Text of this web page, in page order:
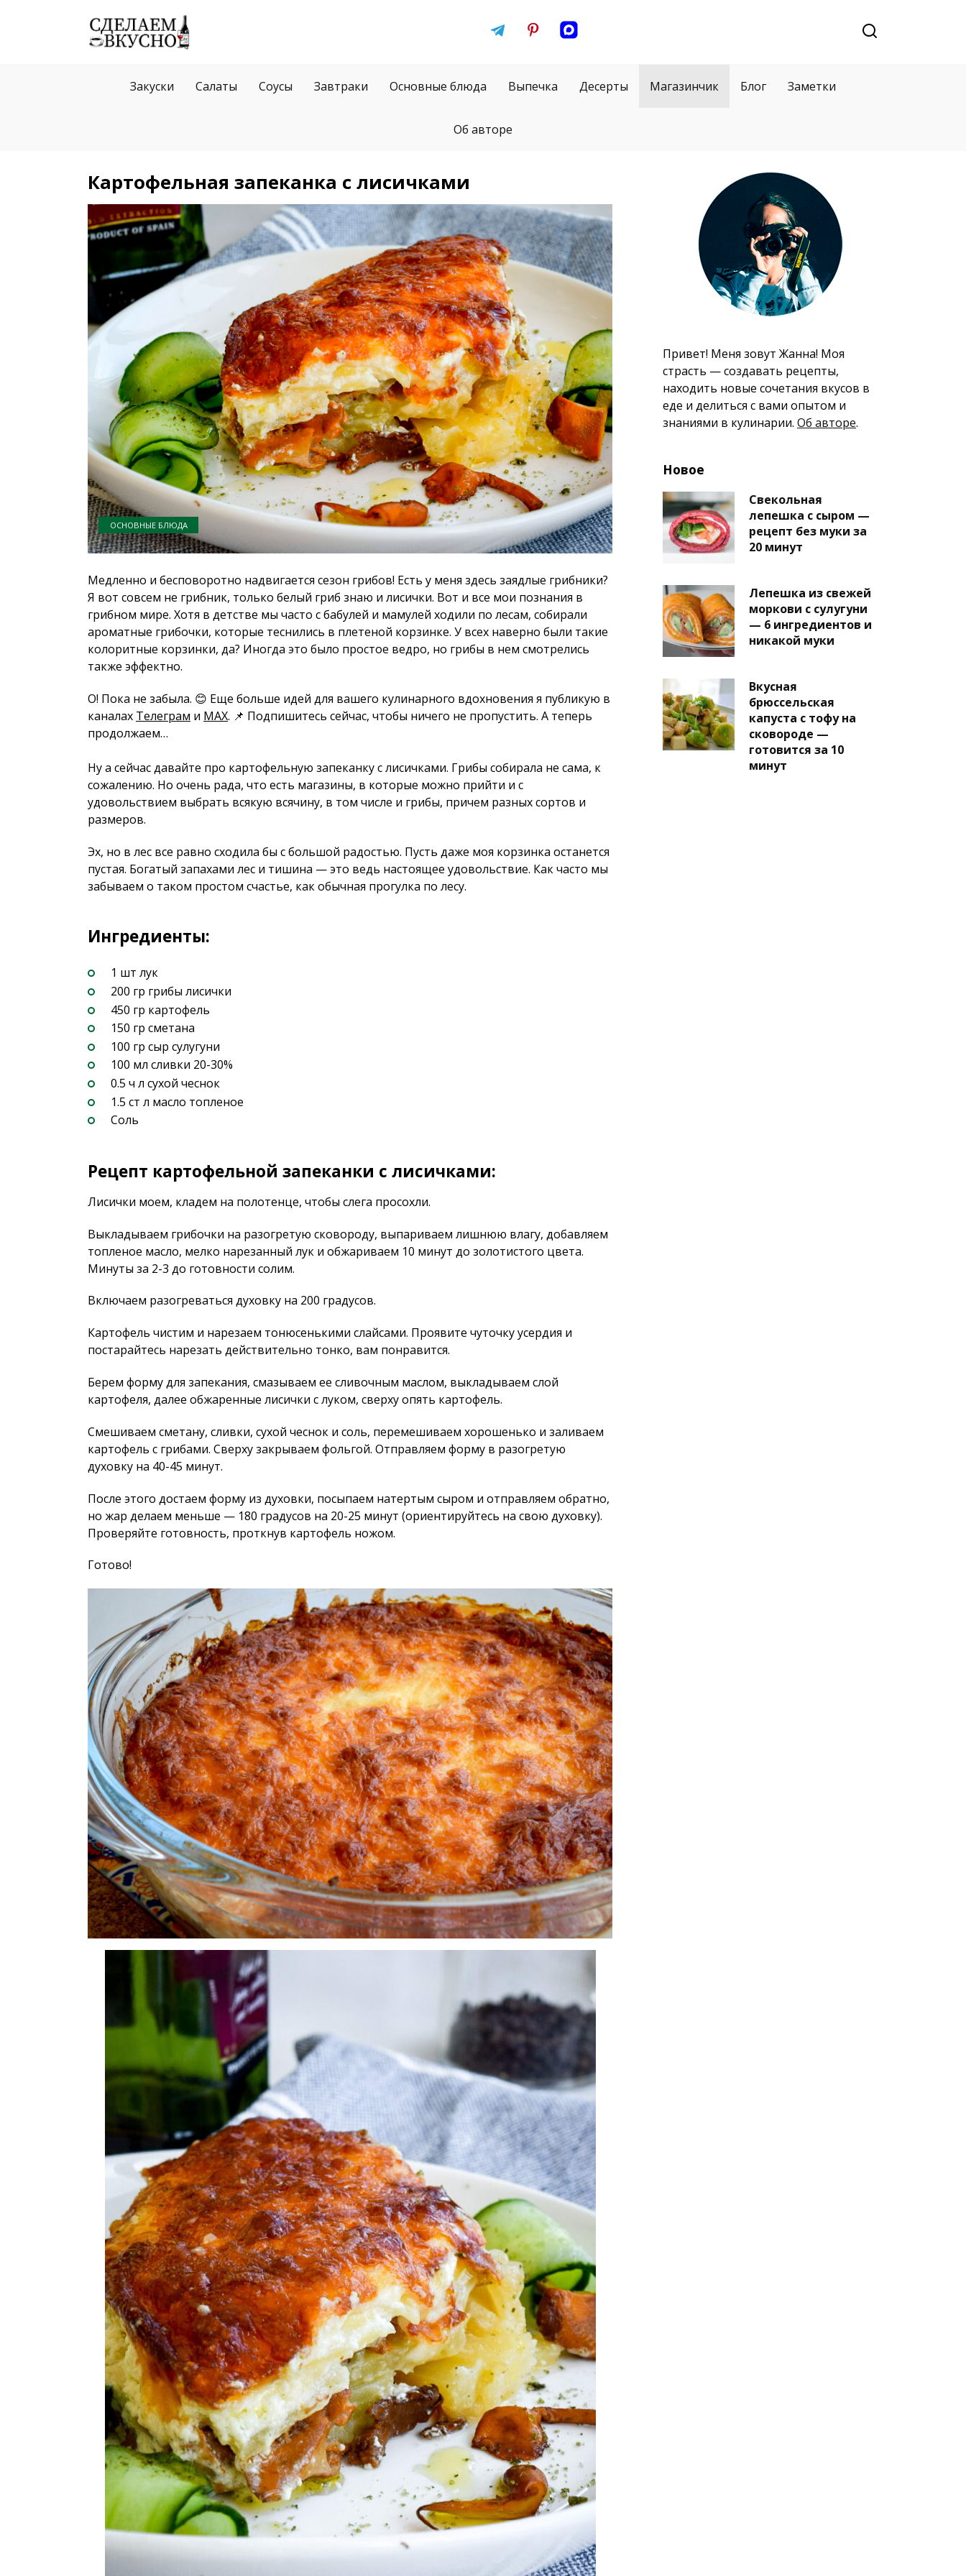
Закуски Салаты Соусы Завтраки Основные блюда Выпечка Десерты Магазинчик Блог Заметки
Об авторе
Картофельная запеканка с лисичками
ОСНОВНЫЕ БЛЮДА
Медленно и бесповоротно надвигается сезон грибов! Есть у меня здесь заядлые грибники?
Я вот совсем не грибник, только белый гриб знаю и лисички. Вот и все мои познания в
грибном мире. Хотя в детстве мы часто с бабулей и мамулей ходили по лесам, собирали
ароматные грибочки, которые теснились в плетеной корзинке. У всех наверно были такие
колоритные корзинки, да? Иногда это было простое ведро, но грибы в нем смотрелись
также эффектно.
О! Пока не забыла. 😊 Еще больше идей для вашего кулинарного вдохновения я публикую в
каналах Телеграм и MAX. 📌 Подпишитесь сейчас, чтобы ничего не пропустить. А теперь
продолжаем…
Ну а сейчас давайте про картофельную запеканку с лисичками. Грибы собирала не сама, к
сожалению. Но очень рада, что есть магазины, в которые можно прийти и с
удовольствием выбрать всякую всячину, в том числе и грибы, причем разных сортов и
размеров.
Эх, но в лес все равно сходила бы с большой радостью. Пусть даже моя корзинка останется
пустая. Богатый запахами лес и тишина — это ведь настоящее удовольствие. Как часто мы
забываем о таком простом счастье, как обычная прогулка по лесу.
Ингредиенты:
1 шт лук
200 гр грибы лисички
450 гр картофель
150 гр сметана
100 гр сыр сулугуни
100 мл сливки 20-30%
0.5 ч л сухой чеснок
1.5 ст л масло топленое
Соль
Рецепт картофельной запеканки с лисичками:
Лисички моем, кладем на полотенце, чтобы слега просохли.
Выкладываем грибочки на разогретую сковороду, выпариваем лишнюю влагу, добавляем
топленое масло, мелко нарезанный лук и обжариваем 10 минут до золотистого цвета.
Минуты за 2-3 до готовности солим.
Включаем разогреваться духовку на 200 градусов.
Картофель чистим и нарезаем тонюсенькими слайсами. Проявите чуточку усердия и
постарайтесь нарезать действительно тонко, вам понравится.
Берем форму для запекания, смазываем ее сливочным маслом, выкладываем слой
картофеля, далее обжаренные лисички с луком, сверху опять картофель.
Смешиваем сметану, сливки, сухой чеснок и соль, перемешиваем хорошенько и заливаем
картофель с грибами. Сверху закрываем фольгой. Отправляем форму в разогретую
духовку на 40-45 минут.
После этого достаем форму из духовки, посыпаем натертым сыром и отправляем обратно,
но жар делаем меньше — 180 градусов на 20-25 минут (ориентируйтесь на свою духовку).
Проверяйте готовность, проткнув картофель ножом.
Готово!
Привет! Меня зовут Жанна! Моя
страсть — создавать рецепты,
находить новые сочетания вкусов в
еде и делиться с вами опытом и
знаниями в кулинарии. Об авторе.
Новое
Свекольная
лепешка с сыром —
рецепт без муки за
20 минут
Лепешка из свежей
моркови с сулугуни
— 6 ингредиентов и
никакой муки
Вкусная
брюссельская
капуста с тофу на
сковороде —
готовится за 10
минут